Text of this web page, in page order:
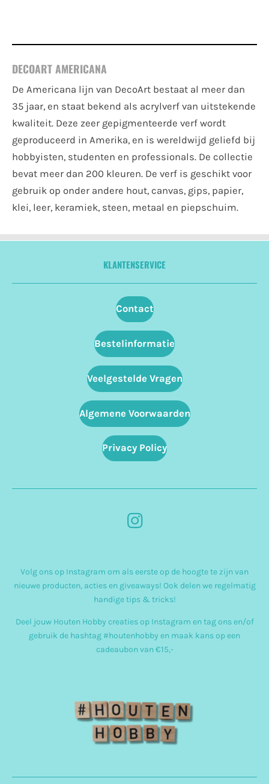
DECOART AMERICANA
De Americana lijn van DecoArt bestaat al meer dan
35 jaar, en staat bekend als acrylverf van uitstekende
kwaliteit. Deze zeer gepigmenteerde verf wordt
geproduceerd in Amerika, en is wereldwijd geliefd bij
hobbyisten, studenten en professionals. De collectie
bevat meer dan 200 kleuren. De verf is geschikt voor
gebruik op onder andere hout, canvas, gips, papier,
klei, leer, keramiek, steen, metaal en piepschuim.
KLANTENSERVICE
Contact
Bestelinformatie
Veelgestelde Vragen
Algemene Voorwaarden
Privacy Policy
I
t
a
g
r
a
Volg ons op Instagram om als eerste op de hoogte te zijn van
nieuwe producten, acties en giveaways! Ook delen we regelmatig
handige tips & tricks!
Deel jouw Houten Hobby creaties op Instagram en tag ons en/of
gebruik de hashtag #houtenhobby en maak kans op een
cadeaubon van €15,-